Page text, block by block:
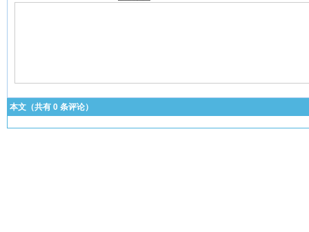
本文（共有 0 条评论）